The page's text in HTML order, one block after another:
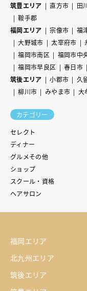
筑豊エリア
直方市 田
鞍手郡
福岡エリア
宗像市 福
大野城市
太宰府市
福岡市南区
福岡市中
福岡市早良区
春日市
筑後エリア
小郡市 久
柳川市
みやま市 大
カテゴリー
セレクト
ディナー
グルメその他
ショップ
スクール・資格
ヘアサロン
福岡エリア
北九州エリア
筑後エリア